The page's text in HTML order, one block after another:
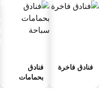
فنادق فاخرة
فنادق
بحمامات